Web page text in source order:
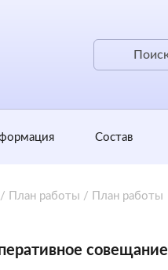
Состав
/ План работы / План работы
совещание